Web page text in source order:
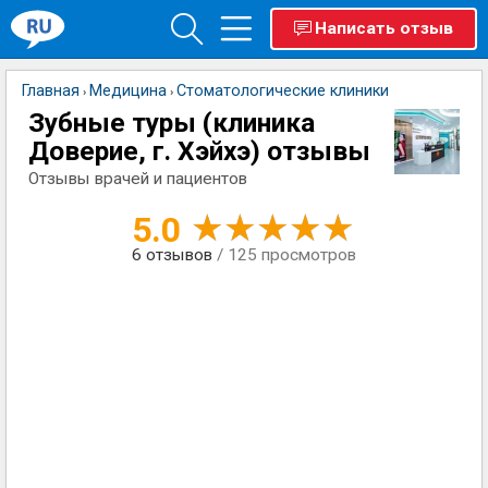
Написать отзыв
Главная › Медицина › Стоматологические клиники
Зубные туры (клиника
Доверие, г. Хэйхэ) отзывы
Отзывы врачей и пациентов
5.0
6 отзывов / 125 просмотров